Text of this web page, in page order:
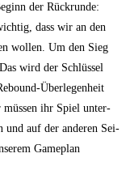
der Rück­run­de:
dass wir an den
wol­len. Um den Sieg
wird der Schlüs­sel
Über­le­gen­heit
müs­sen ihr Spiel unter­
und auf der ande­ren Sei­
Game­plan